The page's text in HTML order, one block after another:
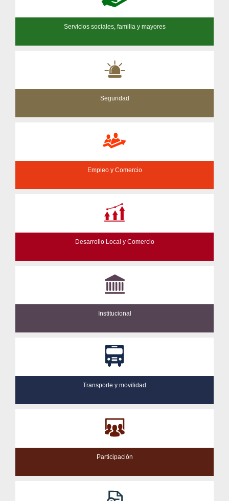
Servicios sociales, familia y mayores
Seguridad
Empleo y Comercio
Desarrollo Local y Comercio
Institucional
Transporte y movilidad
Participación